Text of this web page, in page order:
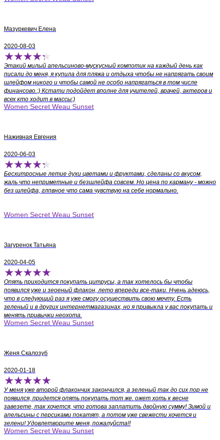
Мазуркевич Елена
2020-08-03
Этакий милый апельсиново-мускусный компотик на каждый день как
писали до меня, я купила для пляжа и отдыха чтобы не напрягать своим
шлейфом никого и чтобы самой не особо напрягаться в том числе
финансово.:) Кстати подойдет вполне для учителей, врачей, актеров и
всех кто ходит в массы:)
Women Secret Weau Sunset
Наживная Евгения
2020-06-03
Бесхитросные летие духи цветами и фруктами, сделаны со вкусом,
жаль что неприметные и безшлейфа совсем. Но цена по карману - можно
без шлейфа, глпвное что сама чувствую на себе нормально.
Women Secret Weau Sunset
Загуренок Татьяна
2020-04-05
Опять приходится покупать цитрусы, а так хотелось бы чтобы
появился уже и зеоеный флакон, лето впереди все-таки. Нчень адеюсь,
что в следующий раз я уже смогу осуществить свою мечту. Есть
зеленый и в других интернетмагазинах, но я привыкла у вас покупать и
менять привычки неохота.
Women Secret Weau Sunset
Женя Скалозуб
2020-01-18
У меня уже второй флакончик закончился, а зеленый так до сих пор не
появился, придется опять покупать тот же. ожет хоть к весне
завезете, так хочется, что готова заплатить двойную сумму! Зимой и
апельсины с персиками покатят, а потом уже свежести хочется и
зелени! Удовлетворите меня, пожалуйста!!
Women Secret Weau Sunset